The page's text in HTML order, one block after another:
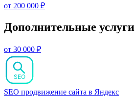
от 200 000 ₽
Дополнительные услуги
от 30 000 ₽
SEO
SEO продвижение сайта в Яндекс